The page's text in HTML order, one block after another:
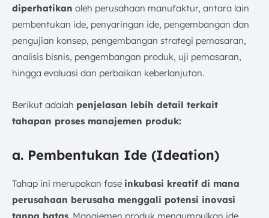
diperhatikan oleh perusahaan manufaktur, antara lain
pembentukan ide, penyaringan ide, pengembangan dan
pengujian konsep, pengembangan strategi pemasaran,
analisis bisnis, pengembangan produk, uji pemasaran,
hingga evaluasi dan perbaikan keberlanjutan.
Berikut adalah penjelasan lebih detail terkait
tahapan proses manajemen produk:
a. Pembentukan Ide (Ideation)
Tahap ini merupakan fase inkubasi kreatif di mana
perusahaan berusaha menggali potensi inovasi
tanpa batas. Manajemen produk mengumpulkan ide